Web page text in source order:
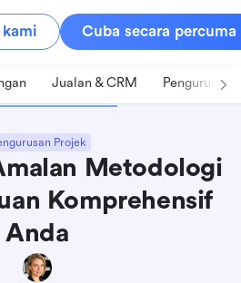
Cuba secara percuma
Jualan & CRM Pengurusan
Projek
Metodologi
Komprehensif
Anda